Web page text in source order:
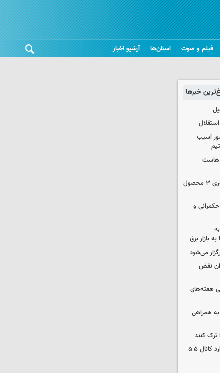
فیلم و صوت استان‌ها آرشیو اخبار
خبرها
آسیب
هاست
دستور سازمان غذا و دارو برای جمع‌آوری ۳ محصول
و
بازار برق
می‌شود
نقض
هفته‌های
به همراهی
ترک کنند
بورس دوباره رکورد زد/ شاخص کل وارد کانال ۵.۵